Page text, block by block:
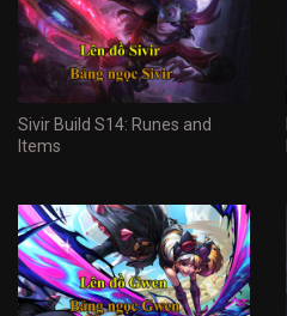
Sivir Build S14: Runes and
Items